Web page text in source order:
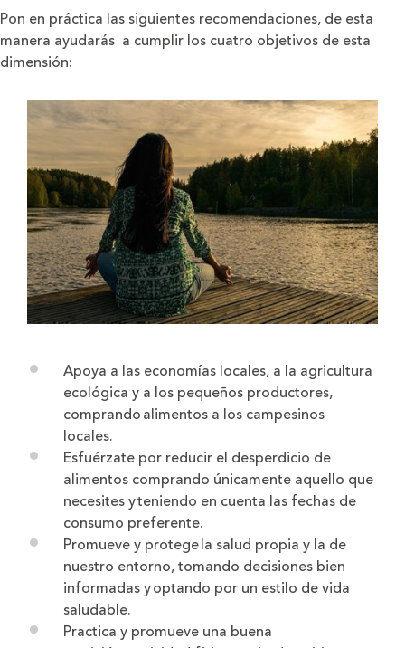
Pon en práctica las siguientes recomendaciones, de esta
manera ayudarás a cumplir los cuatro objetivos de esta
dimensión:
Apoya a las economías locales, a la agricultura
ecológica y a los pequeños productores,
comprando alimentos a los campesinos
locales.
Esfuérzate por reducir el desperdicio de
alimentos comprando únicamente aquello que
necesites y teniendo en cuenta las fechas de
consumo preferente.
Promueve y protege la salud propia y la de
nuestro entorno, tomando decisiones bien
informadas y optando por un estilo de vida
saludable.
Practica y promueve una buena